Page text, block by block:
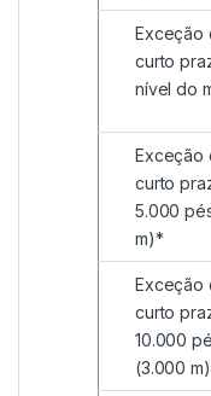
Exceção
curto
nível do
Exceção
curto
5.000
m)*
Exceção
curto
10.000
(3.000